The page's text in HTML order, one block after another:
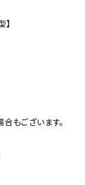
もございます。